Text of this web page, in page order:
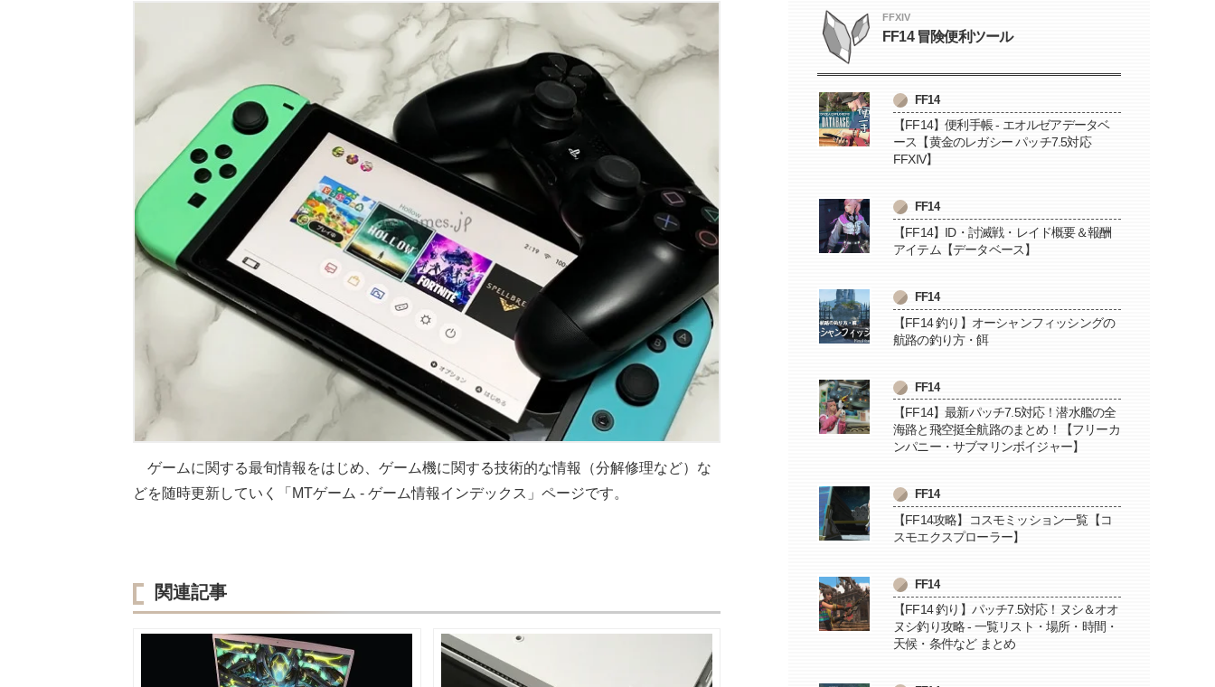
ゲームに関する最旬情報をはじめ、ゲーム機に関する技術的な情報（分解修理など）な
どを随時更新していく「MTゲーム - ゲーム情報インデックス」ページです。
関連記事
FFXIV
FF14 冒険便利ツール
FF14
【FF14】便利手帳 - エオルゼアデータベ
ース【黄金のレガシー パッチ7.5対応
FFXIV】
FF14
【FF14】ID・討滅戦・レイド概要＆報酬
アイテム【データベース】
FF14
【FF14 釣り】オーシャンフィッシングの
航路の釣り方・餌
FF14
【FF14】最新パッチ7.5対応！潜水艦の全
海路と飛空挺全航路のまとめ！【フリーカ
ンパニー・サブマリンボイジャー】
FF14
【FF14攻略】コスモミッション一覧【コ
スモエクスプローラー】
FF14
【FF14 釣り】パッチ7.5対応！ヌシ＆オオ
ヌシ釣り攻略 - 一覧リスト・場所・時間・
天候・条件など まとめ